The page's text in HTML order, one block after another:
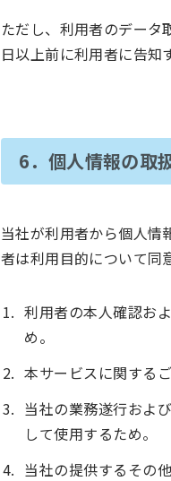
ただし、利用者のデータ
日以上前に利用者に告知
6．個人情報の取
当社が利用者から個人情
者は利用目的について同
利用者の本人確認お
め。
本サービスに関する
当社の業務遂行およ
して使用するため。
当社の提供するその